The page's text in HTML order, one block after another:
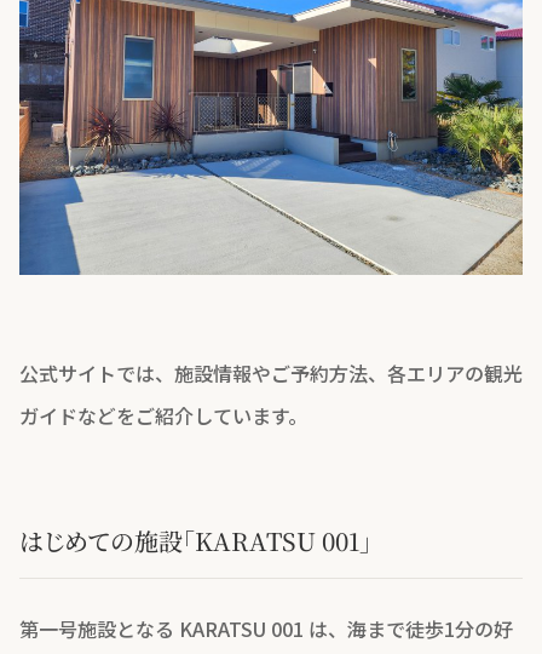
公式サイトでは、施設情報やご予約方法、各エリアの観光
ガイドなどをご紹介しています。
はじめての施設「KARATSU 001」
第一号施設となる KARATSU 001 は、海まで徒歩1分の好